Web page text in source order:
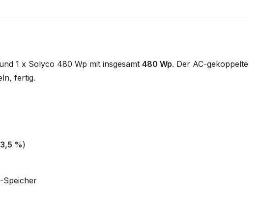
und 1 x Solyco 480 Wp mit insgesamt 480 Wp. Der AC-gekoppelte
fertig.
%)
Speicher